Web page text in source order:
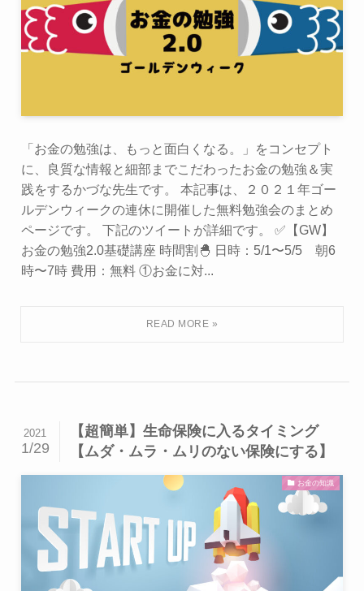
「お金の勉強は、もっと面白くなる。」をコンセプト
に、良質な情報と細部までこだわったお金の勉強＆実
践をするかづな先生です。 本記事は、２０２１年ゴー
ルデンウィークの連休に開催した無料勉強会のまとめ
ページです。 下記のツイートが詳細です。 ✅【GW】
お金の勉強2.0基礎講座 時間割🐣 日時：5/1〜5/5 朝6
時〜7時 費用：無料 ①お金に対...
【超簡単】生命保険に入るタイミング
【ムダ・ムラ・ムリのない保険にする】
2021
1/29
お金の知識